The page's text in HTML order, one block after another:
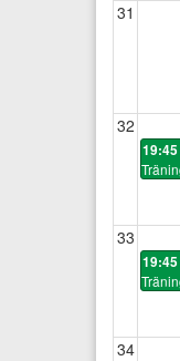
19:45
19:45
31
32
33
34